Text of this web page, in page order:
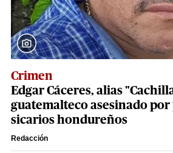
Crimen
Edgar Cáceres, alias
guatemalteco asesinado
sicarios hondureños
Redacción